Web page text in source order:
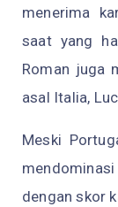
menerima
saat yang
Roman juga
asal Italia,
Meski
dengan skor